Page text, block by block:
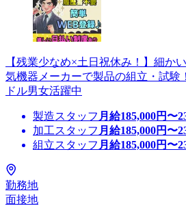
【残業少なめ×土日祝休み！】細か
気機器メーカーで製品の組立・試験
ドル男女活躍中
製造スタッフ 月給185,000円〜
加工スタッフ 月給185,000円〜
組立スタッフ 月給185,000円〜
勤務地
面接地